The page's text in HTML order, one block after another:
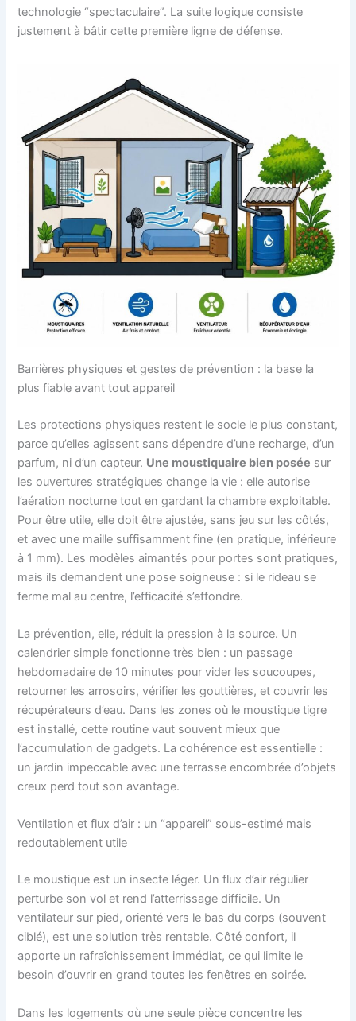
technologie “spectaculaire”. La suite logique consiste
justement à bâtir cette première ligne de défense.
Barrières physiques et gestes de prévention : la base la
plus fiable avant tout appareil
Les protections physiques restent le socle le plus constant,
parce qu’elles agissent sans dépendre d’une recharge, d’un
parfum, ni d’un capteur. Une moustiquaire bien posée sur
les ouvertures stratégiques change la vie : elle autorise
l’aération nocturne tout en gardant la chambre exploitable.
Pour être utile, elle doit être ajustée, sans jeu sur les côtés,
et avec une maille suffisamment fine (en pratique, inférieure
à 1 mm). Les modèles aimantés pour portes sont pratiques,
mais ils demandent une pose soigneuse : si le rideau se
ferme mal au centre, l’efficacité s’effondre.
La prévention, elle, réduit la pression à la source. Un
calendrier simple fonctionne très bien : un passage
hebdomadaire de 10 minutes pour vider les soucoupes,
retourner les arrosoirs, vérifier les gouttières, et couvrir les
récupérateurs d’eau. Dans les zones où le moustique tigre
est installé, cette routine vaut souvent mieux que
l’accumulation de gadgets. La cohérence est essentielle :
un jardin impeccable avec une terrasse encombrée d’objets
creux perd tout son avantage.
Ventilation et flux d’air : un “appareil” sous-estimé mais
redoutablement utile
Le moustique est un insecte léger. Un flux d’air régulier
perturbe son vol et rend l’atterrissage difficile. Un
ventilateur sur pied, orienté vers le bas du corps (souvent
ciblé), est une solution très rentable. Côté confort, il
apporte un rafraîchissement immédiat, ce qui limite le
besoin d’ouvrir en grand toutes les fenêtres en soirée.
Dans les logements où une seule pièce concentre les